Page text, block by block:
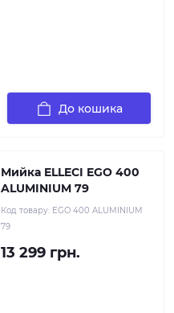
До кошика
Мийка ELLECI EGO 400
ALUMINIUM 79
Код товару: EGO 400 ALUMINIUM
79
13 299 грн.